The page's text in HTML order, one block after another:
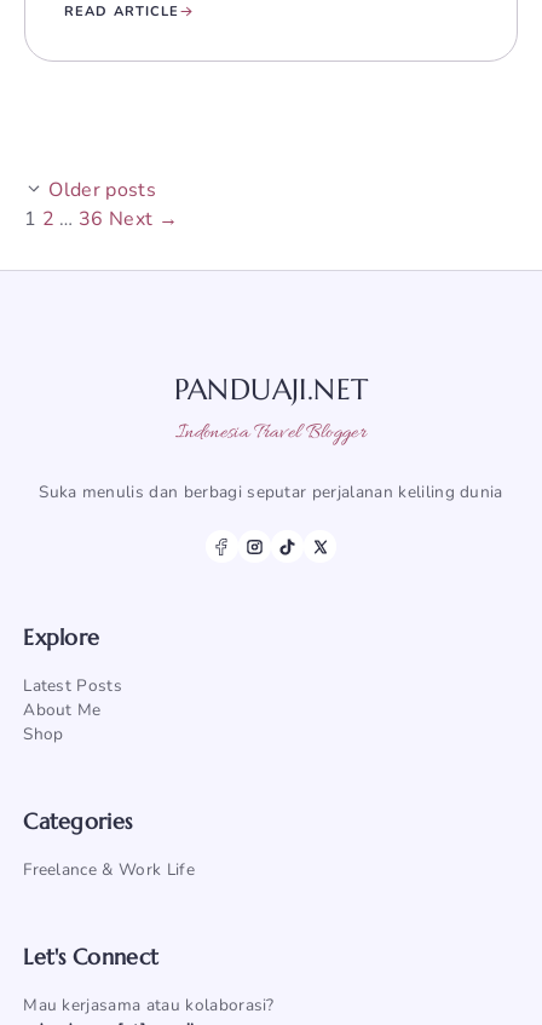
READ ARTICLE
Older posts
Page
1 Page
2 … Page
36 Next →
PANDUAJI.NET
Indonesia Travel Blogger
Suka menulis dan berbagi seputar perjalanan keliling dunia
Explore
Latest Posts
About Me
Shop
Categories
Freelance & Work Life
Let's Connect
Mau kerjasama atau kolaborasi?